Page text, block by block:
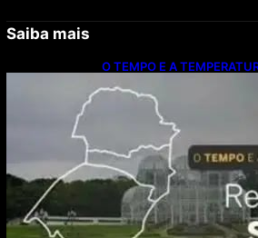
Saiba mais
O TEMPO E A